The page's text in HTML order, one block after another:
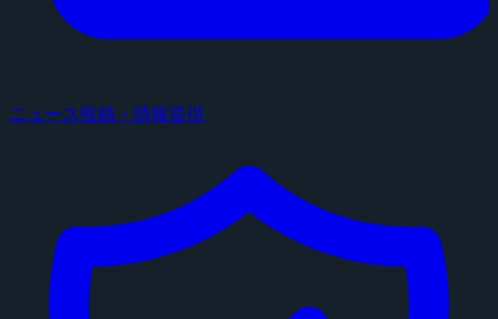
ニュース投稿・情報提供